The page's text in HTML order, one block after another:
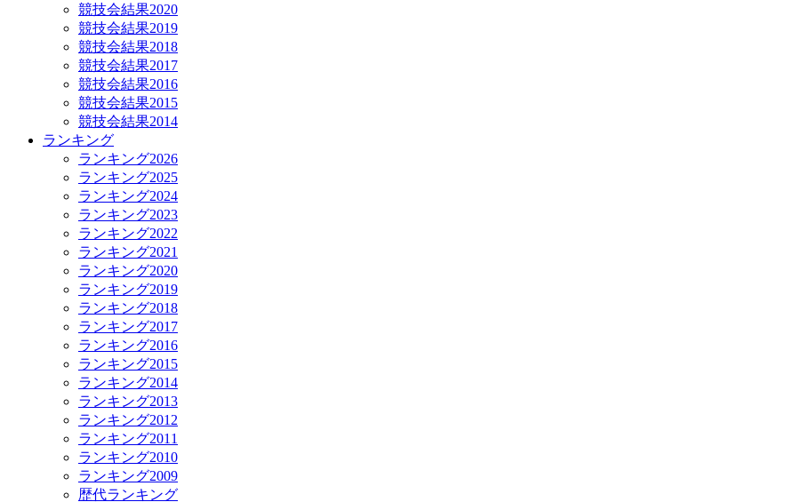
競技会結果2020
競技会結果2019
競技会結果2018
競技会結果2017
競技会結果2016
競技会結果2015
競技会結果2014
ランキング
ランキング2026
ランキング2025
ランキング2024
ランキング2023
ランキング2022
ランキング2021
ランキング2020
ランキング2019
ランキング2018
ランキング2017
ランキング2016
ランキング2015
ランキング2014
ランキング2013
ランキング2012
ランキング2011
ランキング2010
ランキング2009
歴代ランキング